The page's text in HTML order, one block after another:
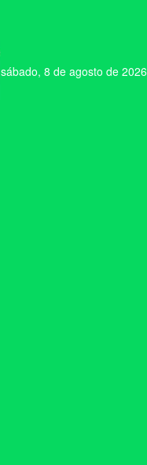
sábado, 8 de agosto de 2026